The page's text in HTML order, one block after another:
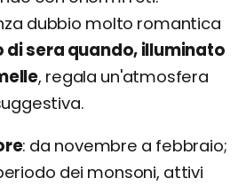
dubbio molto romantica
di sera quando, illuminato
, regala un'atmosfera
da novembre a febbraio;
dei monsoni, attivi